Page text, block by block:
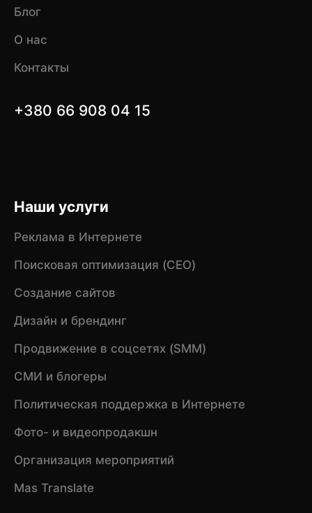
Блог
О нас
Контакты
+380 66 908 04 15
Наши услуги
Реклама в Интернете
Поисковая оптимизация (CEO)
Создание сайтов
Дизайн и брендинг
Продвижение в соцсетях (SMM)
СМИ и блогеры
Политическая поддержка в Интернете
Фото- и видеопродакшн
Организация мероприятий
Mas Translate